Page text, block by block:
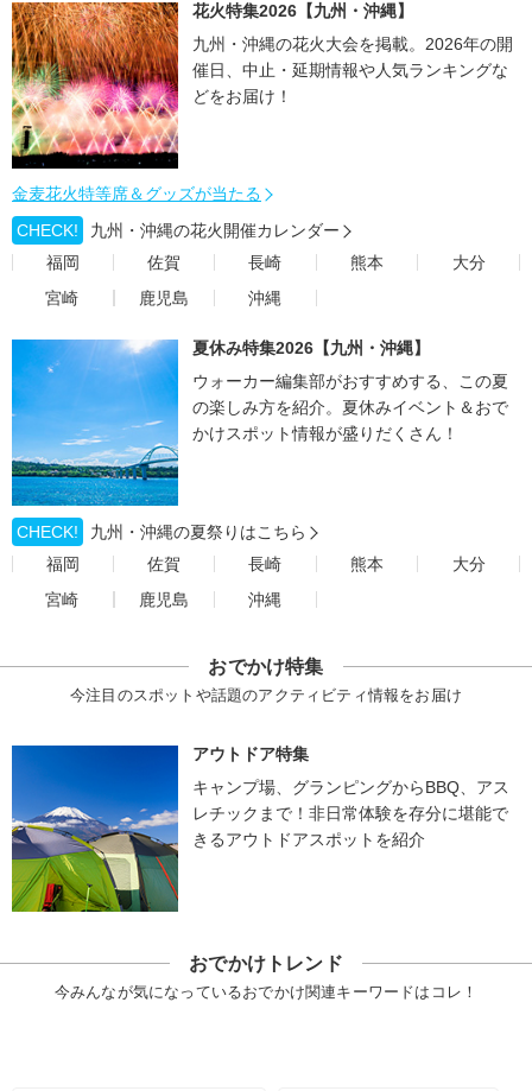
花火特集2026【九州・沖縄】
九州・沖縄の花火大会を掲載。2026年の開
催日、中止・延期情報や人気ランキングな
どをお届け！
金麦花火特等席＆グッズが当たる
CHECK!
九州・沖縄の花火開催カレンダー
福岡
佐賀 長崎 熊本
大分
宮崎
鹿児島 沖縄
夏休み特集2026【九州・沖縄】
ウォーカー編集部がおすすめする、この夏
の楽しみ方を紹介。夏休みイベント＆おで
かけスポット情報が盛りだくさん！
CHECK!
九州・沖縄の夏祭りはこちら
福岡
佐賀 長崎 熊本
大分
宮崎
鹿児島 沖縄
おでかけ特集
今注目のスポットや話題のアクティビティ情報をお届け
アウトドア特集
キャンプ場、グランピングからBBQ、アス
レチックまで！非日常体験を存分に堪能で
きるアウトドアスポットを紹介
おでかけトレンド
今みんなが気になっているおでかけ関連キーワードはコレ！